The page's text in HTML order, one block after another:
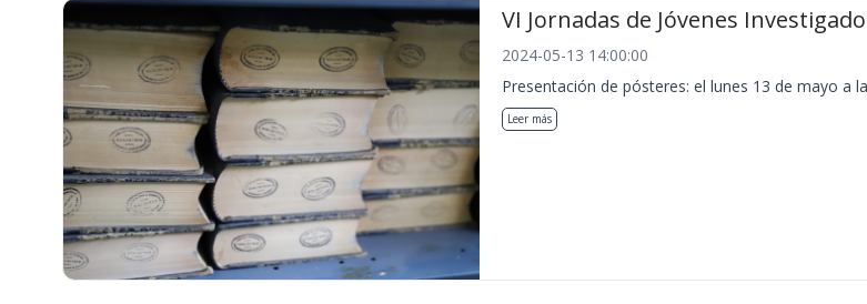
VI Jornadas de Jóvenes
2024-05-13 14:00:00
Presentación de pósteres: el lunes 13 de mayo a
Leer más